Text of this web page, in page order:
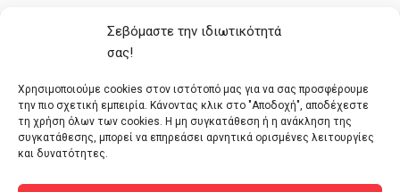
Σεβόμαστε την ιδιωτικότητά
σας!
Χρησιμοποιούμε cookies στον ιστότοπό μας για να σας προσφέρουμε
την πιο σχετική εμπειρία. Κάνοντας κλικ στο "Αποδοχή", αποδέχεστε
τη χρήση όλων των cookies. Η μη συγκατάθεση ή η ανάκληση της
συγκατάθεσης, μπορεί να επηρεάσει αρνητικά ορισμένες λειτουργίες
και δυνατότητες.
Πολιτική cookies
Τρόποι Πληρωμής